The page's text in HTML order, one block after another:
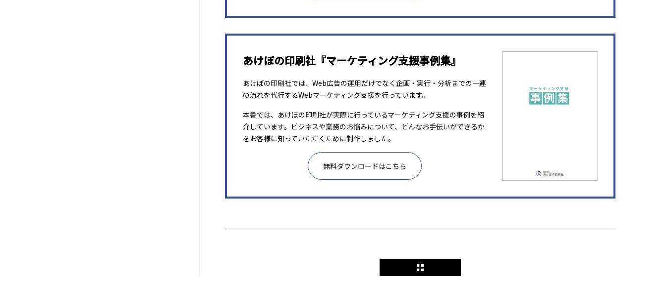
あけぼの印刷社『マーケティング支援事例集』
あけぼの印刷社では、Web広告の運用だけでなく企画・実行・分析までの一連
の流れを代行するWebマーケティング支援を行っています。
本書では、あけぼの印刷社が実際に行っているマーケティング支援の事例を紹
介しています。ビジネスや業務のお悩みについて、どんなお手伝いができるか
をお客様に知っていただくために制作しました。
無料ダウンロードはこちら